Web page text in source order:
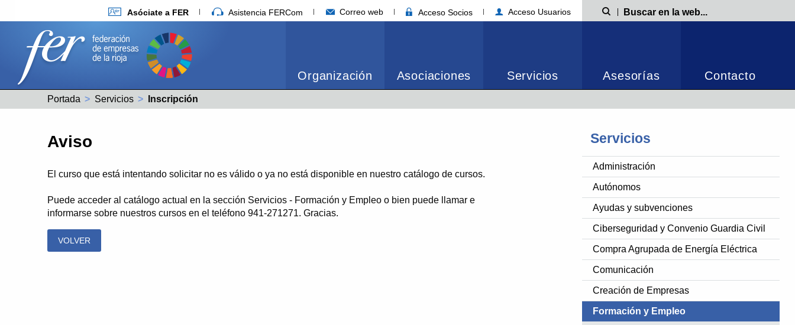
Asóciate a FER Asistencia FERCom Correo web Acceso Socios Acceso Usuarios Búsqueda
Organización Asociaciones Servicios Asesorías Contacto
Portada Servicios Actual:
Inscripción
Servicios
Administración
Autónomos
Ayudas y subvenciones
Ciberseguridad y Convenio Guardia Civil
Compra Agrupada de Energía Eléctrica
Comunicación
Creación de Empresas
Formación y Empleo
Aviso
El curso que está intentando solicitar no es válido o ya no está disponible en nuestro catálogo de cursos.
Puede acceder al catálogo actual en la sección Servicios - Formación y Empleo o bien puede llamar e
informarse sobre nuestros cursos en el teléfono 941-271271. Gracias.
VOLVER